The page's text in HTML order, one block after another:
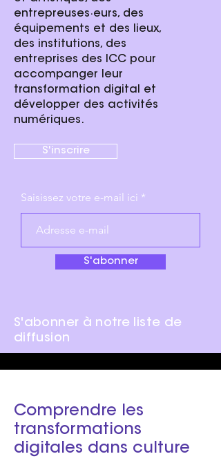
entrepreuses·eurs, des
équipements et des lieux,
des institutions, des
entreprises des ICC pour
accompanger leur
transformation digital et
développer des activités
numériques.
S'inscrire
Saisissez votre e-mail ici
S'abonner
S'abonner à notre liste de
diffusion
Comprendre les
transformations
digitales dans culture